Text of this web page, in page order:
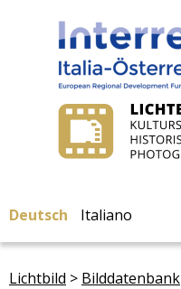
Deutsch Italiano
Lichtbild > Bilddatenbank